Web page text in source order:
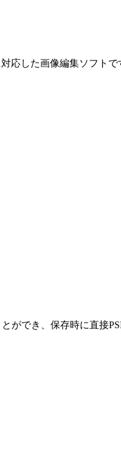
応した画像編集ソフ
ができ、保存時に直接